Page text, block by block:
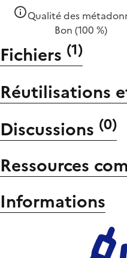
Qualité des
Bon (100 %)
Fichiers (1)
Réutilisations
Discussions (0)
Ressources
Informations